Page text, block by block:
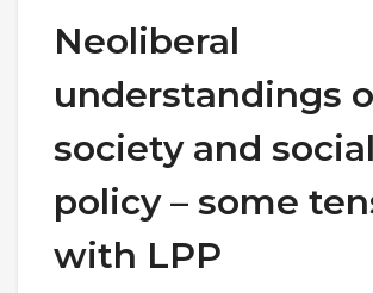
Neoliberal
understandings
society and social
policy – some
with LPP